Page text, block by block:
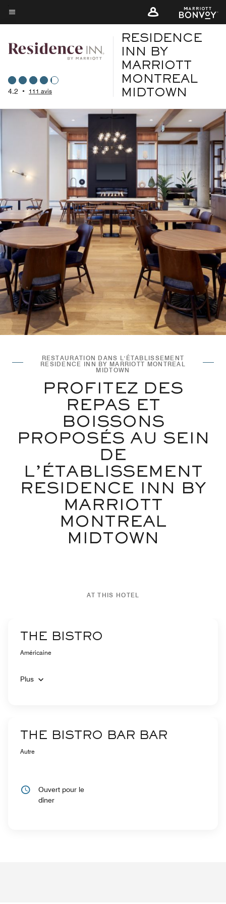
Skip
to
content
Texte du menu
4.2 • 111 avis
RESIDENCE
INN BY
MARRIOTT
MONTREAL
MIDTOWN
RESTAURATION DANS L'ÉTABLISSEMENT
RESIDENCE INN BY MARRIOTT MONTREAL
MIDTOWN
PROFITEZ DES
REPAS ET
BOISSONS
PROPOSÉS AU SEIN
DE
L’ÉTABLISSEMENT
RESIDENCE INN BY
MARRIOTT
MONTREAL
MIDTOWN
AT THIS HOTEL
THE BISTRO
Américaine
Plus
THE BISTRO BAR BAR
Autre
Ouvert pour le
dîner